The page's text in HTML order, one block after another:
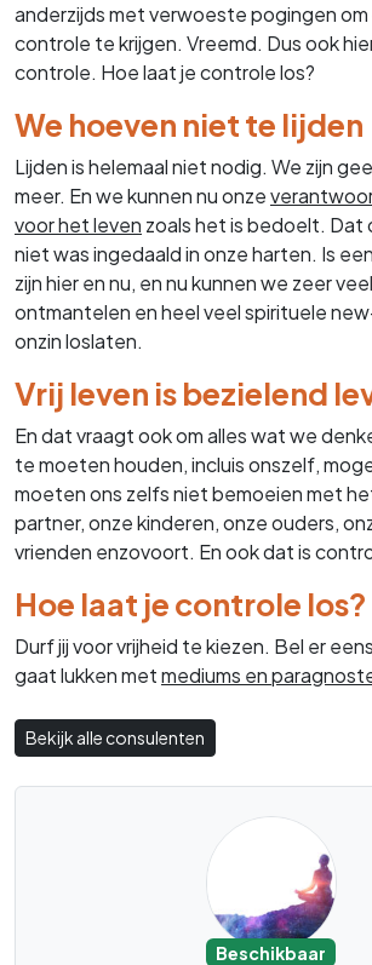
anderzijds met verwoeste pogingen om
controle te krijgen. Vreemd. Dus ook
controle. Hoe laat je controle los?
We hoeven niet te lijden
Lijden is helemaal niet nodig. We zijn
meer. En we kunnen nu onze
voor het leven zoals het is bedoelt. Dat
niet was ingedaald in onze harten. Is
zijn hier en nu, en nu kunnen we zeer
ontmantelen en heel veel spirituele
onzin loslaten.
Vrij leven is bezielend
En dat vraagt ook om alles wat we
te moeten houden, incluis onszelf,
moeten ons zelfs niet bemoeien met
partner, onze kinderen, onze ouders,
vrienden enzovoort. En ook dat is
Hoe laat je controle los?
Durf jij voor vrijheid te kiezen. Bel er
gaat lukken metmediums en
Bekijk alle consulenten
Beschikbaar